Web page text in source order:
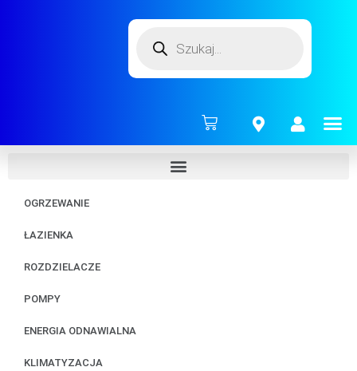
OGRZEWANIE
ŁAZIENKA
ROZDZIELACZE
POMPY
ENERGIA ODNAWIALNA
KLIMATYZACJA